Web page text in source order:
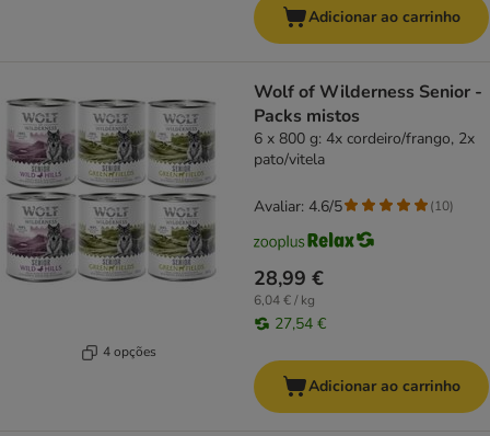
Adicionar ao carrinho
4 opções
Wolf of Wilderness Senior -
Packs mistos
6 x 800 g: 4x cordeiro/frango, 2x
pato/vitela
28,99 €
6,04 € / kg
27,54 €
Avaliar: 4.6/5 (10)
Adicionar ao carrinho